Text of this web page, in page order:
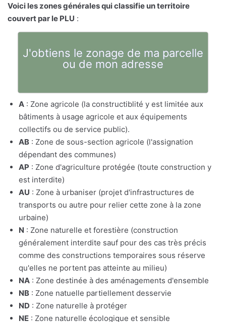
Voici les zones générales qui classifie un territoire
couvert par le PLU :
J'obtiens le zonage de ma parcelle
ou de mon adresse
A : Zone agricole (la constructiblité y est limitée aux
bâtiments à usage agricole et aux équipements
collectifs ou de service public).
AB : Zone de sous-section agricole (l'assignation
dépendant des communes)
AP : Zone d'agriculture protégée (toute construction y
est interdite)
AU : Zone à urbaniser (projet d'infrastructures de
transports ou autre pour relier cette zone à la zone
urbaine)
N : Zone naturelle et forestière (construction
généralement interdite sauf pour des cas très précis
comme des constructions temporaires sous réserve
qu'elles ne portent pas atteinte au milieu)
NA : Zone destinée à des aménagements d'ensemble
NB : Zone natuelle partiellement desservie
ND : Zone naturelle à protéger
NE : Zone naturelle écologique et sensible